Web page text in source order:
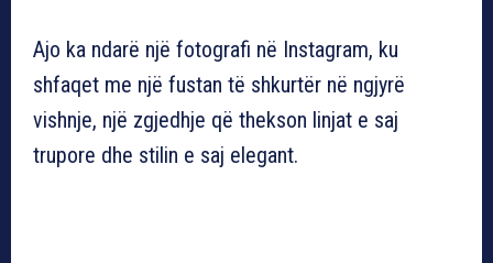
Ajo ka ndarë një fotografi në Instagram, ku
shfaqet me një fustan të shkurtër në ngjyrë
vishnje, një zgjedhje që thekson linjat e saj
trupore dhe stilin e saj elegant.